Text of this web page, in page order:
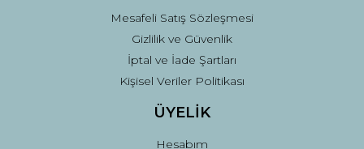
Mesafeli Satış Sözleşmesi
Gizlilik ve Güvenlik
İptal ve İade Şartları
Kişisel Veriler Politikası
ÜYELİK
Hesabım